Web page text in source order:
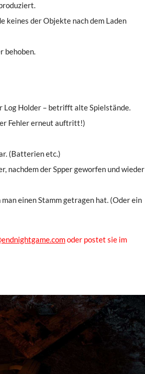
keines der Objekte nach dem Laden
behoben.
Log Holder – betrifft alte Spielstände.
Fehler erneut auftritt!)
(Batterien etc.)
nachdem der Spper geworfen und wieder
einen Stamm getragen hat. (Oder ein
oder postet sie im